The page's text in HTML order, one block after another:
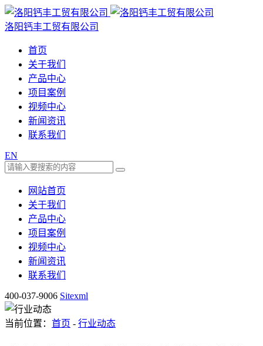
洛阳钙丰工贸有限公司
首页
关于我们
产品中心
项目案例
视频中心
新闻资讯
联系我们
EN
网站首页
关于我们
产品中心
项目案例
视频中心
新闻资讯
联系我们
400-037-9006 Sitexml
当前位置： 首页 - 行业动态